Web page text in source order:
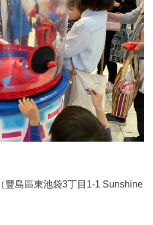
豐島區東池袋3丁目1-1 Sunshine